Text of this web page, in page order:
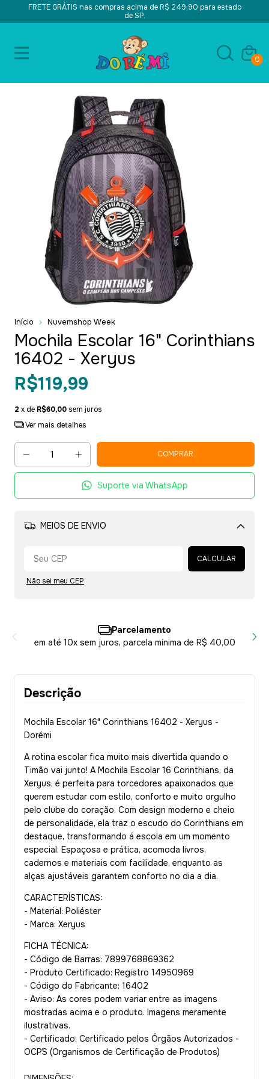
FRETE GRÁTIS nas compras acima de R$ 249,90 para estado
de SP.
0
Início Nuvemshop Week
Mochila Escolar 16" Corinthians
16402 - Xeryus
R$119,99
2 x de R$60,00 sem juros
Ver mais detalhes
Suporte via WhatsApp
MEIOS DE ENVIO
Alterar CEP
CALCULAR
Não sei meu CEP
Parcelamento
em até 10x sem juros, parcela mínima de R$ 40,00
Descrição
Mochila Escolar 16" Corinthians 16402 - Xeryus -
Dorémi
A rotina escolar fica muito mais divertida quando o
Timão vai junto! A Mochila Escolar 16 Corinthians, da
Xeryus, é perfeita para torcedores apaixonados que
querem estudar com estilo, conforto e muito orgulho
pelo clube do coração. Com design moderno e cheio
de personalidade, ela traz o escudo do Corinthians em
destaque, transformando á escola em um momento
especial. Espaçosa e prática, acomoda livros,
cadernos e materiais com facilidade, enquanto as
alças ajustáveis garantem conforto no dia a dia.
CARACTERÍSTICAS:
- Material: Poliéster
- Marca: Xeryus
FICHA TÉCNICA:
- Código de Barras: 7899768869362
- Produto Certificado: Registro 14950969
- Código do Fabricante: 16402
- Aviso: As cores podem variar entre as imagens
mostradas acima e o produto. Imagens meramente
ilustrativas.
- Certificado: Certificado pelos Órgãos Autorizados -
OCP´S (Organismos de Certificação de Produtos)